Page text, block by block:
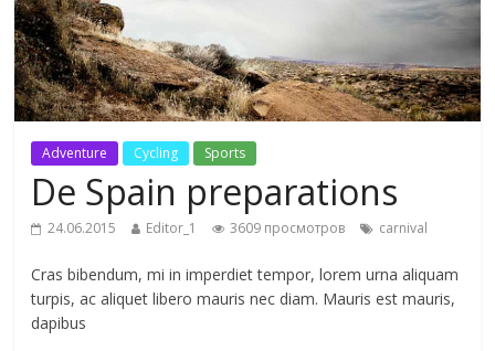
Adventure Cycling Sports
De Spain preparations
24.06.2015 Editor_1 3609 просмотров carnival
Cras bibendum, mi in imperdiet tempor, lorem urna aliquam
turpis, ac aliquet libero mauris nec diam. Mauris est mauris,
dapibus